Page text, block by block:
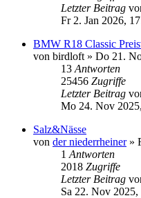
Letzter Beitrag
Fr 2. Jan 2026,
BMW R18 Classic
von birdloft » Do 21.
13 Antworten
25456 Zugriffe
Letzter Beitrag
Mo 24. Nov
Salz&Nässe
von der niederrheiner»
1 Antworten
2018 Zugriffe
Letzter Beitrag
Sa 22. Nov 2025,